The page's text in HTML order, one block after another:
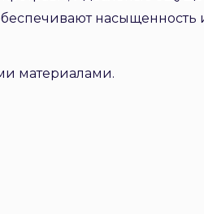
насыщенность
материалами.